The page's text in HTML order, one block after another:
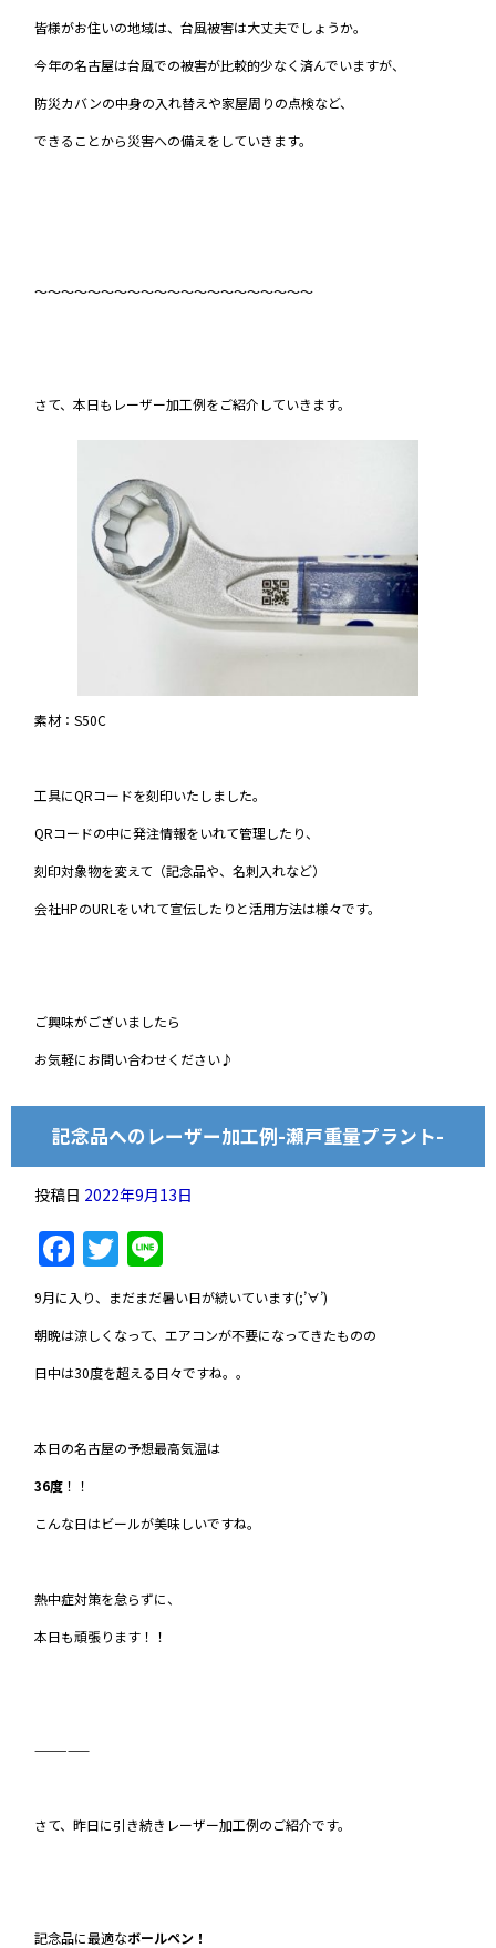
皆様がお住いの地域は、台風被害は大丈夫でしょうか。
今年の名古屋は台風での被害が比較的少なく済んでいますが、
防災カバンの中身の入れ替えや家屋周りの点検など、
できることから災害への備えをしていきます。
～～～～～～～～～～～～～～～～～～～～～
さて、本日もレーザー加工例をご紹介していきます。
素材：S50C
工具にQRコードを刻印いたしました。
QRコードの中に発注情報をいれて管理したり、
刻印対象物を変えて（記念品や、名刺入れなど）
会社HPのURLをいれて宣伝したりと活用方法は様々です。
ご興味がございましたら
お気軽にお問い合わせください♪
記念品へのレーザー加工例-瀬戸重量プラント-
投稿日 2022年9月13日
Facebook
Twitter
9月に入り、まだまだ暑い日が続いています(;’∀’)
朝晩は涼しくなって、エアコンが不要になってきたものの
日中は30度を超える日々ですね。。
本日の名古屋の予想最高気温は
36度 ！！
こんな日はビールが美味しいですね。
熱中症対策を怠らずに、
本日も頑張ります！！
—————
さて、昨日に引き続きレーザー加工例のご紹介です。
記念品に最適なボールペン！